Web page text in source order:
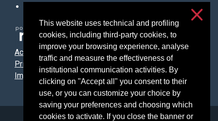
This website uses technical and profiling
cookies, including third-party cookies, to
improve your browsing experience, analyse
traffic and measure the effectiveness of
institutional communication activities. By
clicking on "Accept all" you consent to their
use, or you can customize your choice by
saving your preferences and choosing which
cookies to activate. If you close the banner or
Accessibilità
Privacy e cookies
Impostazioni cookie